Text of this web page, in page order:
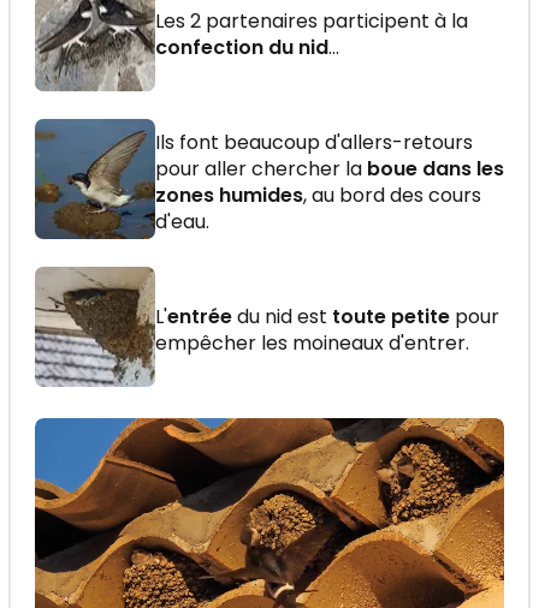
Les 2 partenaires participent à la
confection du nid...
Ils font beaucoup d'allers-retours
pour aller chercher la boue dans les
zones humides, au bord des cours
d'eau.
L'entréedu nid est toute petite pour
empêcher les moineaux d'entrer.